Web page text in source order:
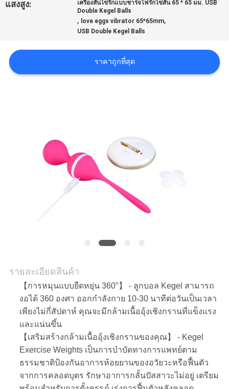
เรา
ข่าว
POLICY
แสงสูง:
เครื่องสั่นไข่รักแบบชาร์จไฟรักไข่สั่น 65 * 65 มม. USB
Double Kegel Balls
, love eggs vibrator 65*65mm,
USB Double Kegel Balls
ราคาถูกที่สุด
รายละเอียดสินค้า
【การหมุนแบบยืดหยุ่น 360°】 - ลูกบอล Kegel สามารถ
งอได้ 360 องศา ออกกำลังกาย 10-30 นาทีต่อวันเป็นเวลา
เพียงไม่กี่สัปดาห์ คุณจะมีกล้ามเนื้ออุ้งเชิงกรานที่แข็งแรง
และแน่นขึ้น
【เสริมสร้างกล้ามเนื้ออุ้งเชิงกรานของคุณ】 - Kegel
Exercise Weights เป็นการบำบัดทางการแพทย์ตาม
ธรรมชาติป้องกันอาการห้อยยานของอวัยวะหรือฟื้นตัว
จากการคลอดบุตร รักษาอาการกลั้นปัสสาวะไม่อยู่ เตรียม